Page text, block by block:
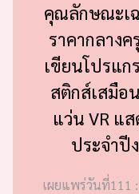
คุณลักษณะเ
ราคากลาง
เขียนโปรแ
สติกส์เสมือ
แว่น VR แ
ประจำปี
เผยแพร่วันที่111 :